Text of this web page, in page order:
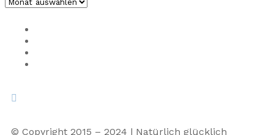
© Copyright 2015 – 2024 | Natürlich glücklich